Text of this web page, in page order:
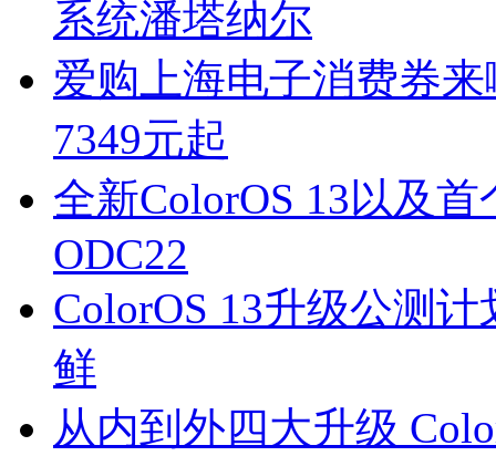
系统潘塔纳尔
爱购上海电子消费券来
7349元起
全新ColorOS 13以及
ODC22
ColorOS 13升级公测
鲜
从内到外四大升级